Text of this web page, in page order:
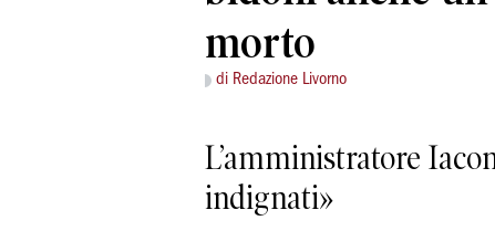
morto
di Redazione Livorno
L’amministratore
indignati»